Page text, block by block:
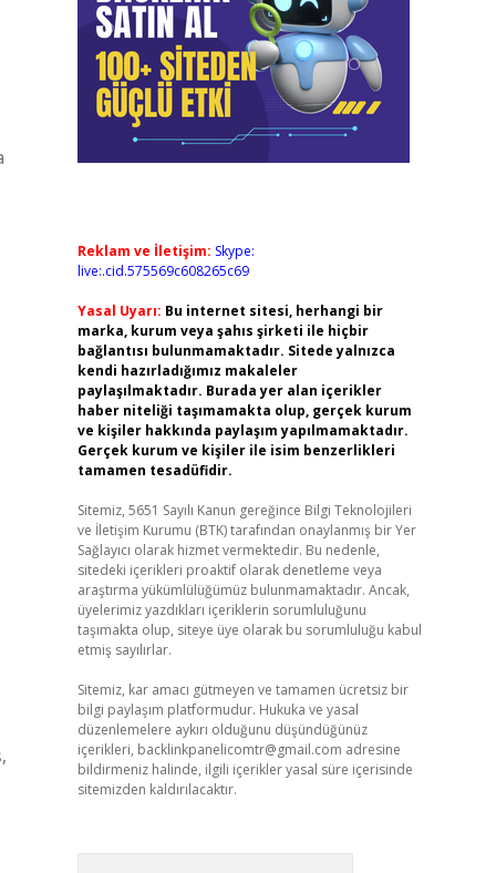
Reklam ve İletişim: Skype:
live:.cid.575569c608265c69
Yasal Uyarı: Bu internet sitesi, herhangi bir
marka, kurum veya şahıs şirketi ile hiçbir
bağlantısı bulunmamaktadır. Sitede yalnızca
kendi hazırladığımız makaleler
paylaşılmaktadır. Burada yer alan içerikler
haber niteliği taşımamakta olup, gerçek kurum
ve kişiler hakkında paylaşım yapılmamaktadır.
Gerçek kurum ve kişiler ile isim benzerlikleri
tamamen tesadüfidir.
Sitemiz, 5651 Sayılı Kanun gereğince Bilgi Teknolojileri
ve İletişim Kurumu (BTK) tarafından onaylanmış bir Yer
Sağlayıcı olarak hizmet vermektedir. Bu nedenle,
sitedeki içerikleri proaktif olarak denetleme veya
araştırma yükümlülüğümüz bulunmamaktadır. Ancak,
üyelerimiz yazdıkları içeriklerin sorumluluğunu
taşımakta olup, siteye üye olarak bu sorumluluğu kabul
etmiş sayılırlar.
Sitemiz, kar amacı gütmeyen ve tamamen ücretsiz bir
bilgi paylaşım platformudur. Hukuka ve yasal
düzenlemelere aykırı olduğunu düşündüğünüz
içerikleri, backlinkpanelicomtr@gmail.com adresine
bildirmeniz halinde, ilgili içerikler yasal süre içerisinde
sitemizden kaldırılacaktır.